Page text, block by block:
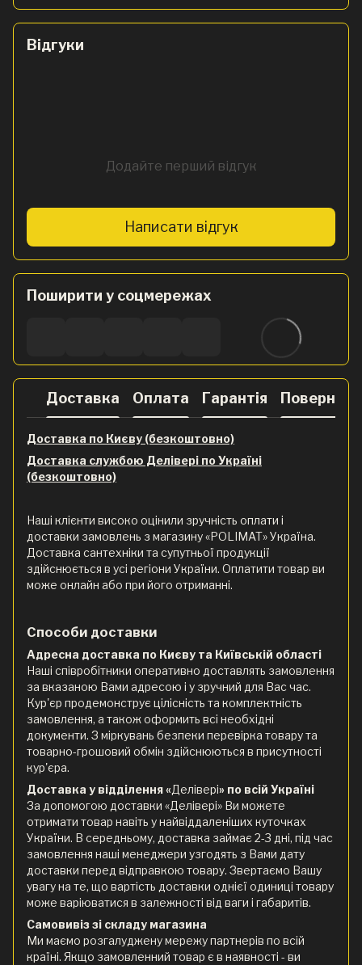
Відгуки
Додайте перший відгук
Написати відгук
Поширити у соцмережах
Доставка Оплата Гарантія
Доставка по Києву (безкоштовно)
Доставка службою Делівері по Україні
(безкоштовно)
Наші клієнти високо оцінили зручність оплати і
доставки замовлень з магазину «POLIMAT» Україна.
Доставка сантехніки та супутньої продукції
здійснюється в усі регіони України. Оплатити товар ви
може онлайн або при його отриманні.
Способи доставки
Адресна доставка по Києву та Київській області
Наші співробітники оперативно доставлять замовлення
за вказаною Вами адресою і у зручний для Вас час.
Кур'єр продемонструє цілісність та комплектність
замовлення, а також оформить всі необхідні
документи. З міркувань безпеки перевірка товару та
товарно-грошовий обмін здійснюються в присутності
кур'єра.
Доставка у відділення «Делівері» по всій Україні
За допомогою доставки «Делівері» Ви можете
отримати товар навіть у найвіддаленіших куточках
України. В середньому, доставка займає 2-3 дні, під час
замовлення наші менеджери узгодять з Вами дату
доставки перед відправкою товару. Звертаємо Вашу
увагу на те, що вартість доставки однієї одиниці товару
може варіюватися в залежності від ваги і габаритів.
Самовивіз зі складу магазина
Ми маємо розгалуджену мережу партнерів по всій
країні. Якщо замовленний товар є в наявності - ви